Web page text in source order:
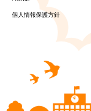
個人情報保護方針